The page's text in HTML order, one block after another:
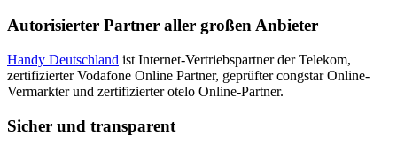
Autorisierter Partner aller großen Anbieter
Handy Deutschland ist Internet-Vertriebspartner der Telekom,
zertifizierter Vodafone Online Partner, geprüfter congstar Online-
Vermarkter und zertifizierter otelo Online-Partner.
Sicher und transparent